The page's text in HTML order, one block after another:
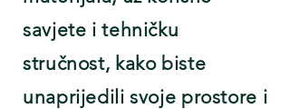
savjete i tehničku
stručnost, kako biste
unaprijedili svoje prostore i